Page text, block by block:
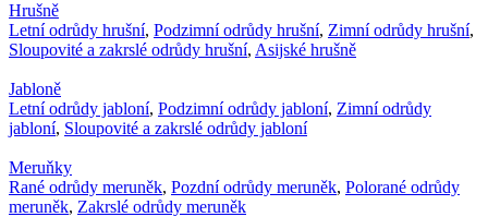
Hrušně
Letní odrůdy hrušní, Podzimní odrůdy hrušní, Zimní odrůdy hrušní,
Sloupovité a zakrslé odrůdy hrušní, Asijské hrušně
Jabloně
Letní odrůdy jabloní, Podzimní odrůdy jabloní, Zimní odrůdy
jabloní, Sloupovité a zakrslé odrůdy jabloní
Meruňky
Rané odrůdy meruněk, Pozdní odrůdy meruněk, Polorané odrůdy
meruněk, Zakrslé odrůdy meruněk